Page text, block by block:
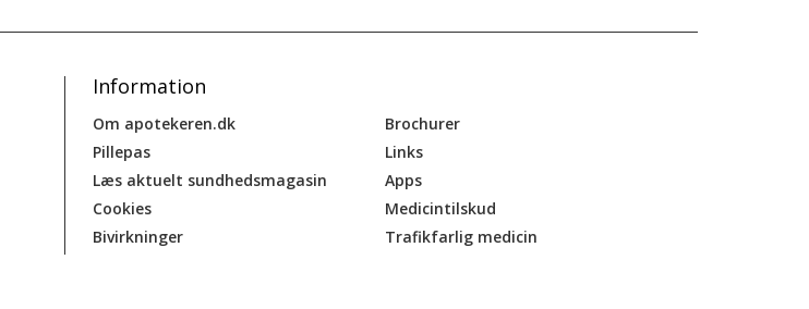
Information
Om apotekeren.dk
Pillepas
Læs aktuelt sundhedsmagasin
Cookies
Bivirkninger
Brochurer
Links
Apps
Medicintilskud
Trafikfarlig medicin